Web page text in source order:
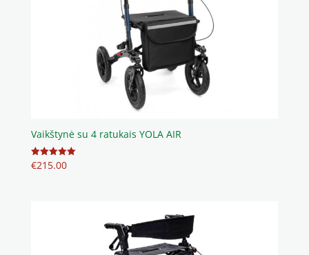
Vaikštynė su 4 ratukais YOLA AIR
Įvertinimas:
5.00
€215.00